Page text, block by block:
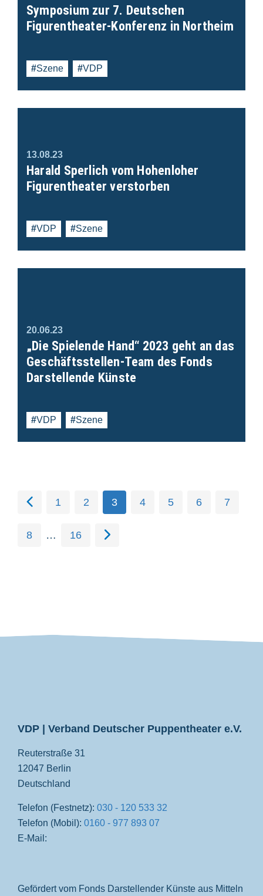
Symposium zur 7. Deutschen
Figurentheater-Konferenz in Northeim
Szene VDP
13.08.23
Harald Sperlich vom Hohenloher
Figurentheater verstorben
VDP Szene
20.06.23
„Die Spielende Hand“ 2023 geht an das
Geschäftsstellen-Team des Fonds
Darstellende Künste
VDP Szene
1 2 3 4 5 6 7
8 … 16
VDP | Verband Deutscher Puppentheater e.V.
Reuterstraße 31
12047 Berlin
Deutschland
Telefon (Festnetz): 030 - 120 533 32
Telefon (Mobil): 0160 - 977 893 07
E-Mail:
Gefördert vom Fonds Darstellender Künste aus Mitteln